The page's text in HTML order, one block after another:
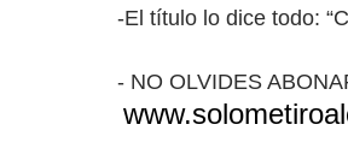
-El título lo dice todo:
- NO OLVIDES